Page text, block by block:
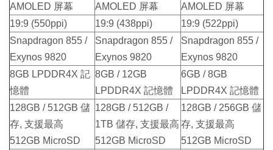
AMOLED 屏幕
AMOLED 屏幕
AMOLED 屏幕
19:9 (550ppi)
19:9 (438ppi)
19:9 (522ppi)
Snapdragon 855 /
Exynos 9820
Snapdragon 855 /
Exynos 9820
Snapdragon 855 /
Exynos 9820
8GB LPDDR4X 記
憶體
8GB / 12GB
LPDDR4X 記憶體
6GB / 8GB
LPDDR4X 記憶體
128GB / 512GB 儲
存, 支援最高
512GB MicroSD
128GB / 512GB /
1TB 儲存, 支援最高
512GB MicroSD
128GB / 256GB 儲
存, 支援最高
512GB MicroSD